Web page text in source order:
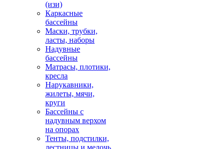
(изи)
Каркасные
бассейны
Маски, трубки,
ласты, наборы
Надувные
бассейны
Матрасы, плотики,
кресла
Нарукавники,
жилеты, мячи,
круги
Бассейны с
надувным верхом
на опорах
Тенты, подстилки,
лестницы и мелочь